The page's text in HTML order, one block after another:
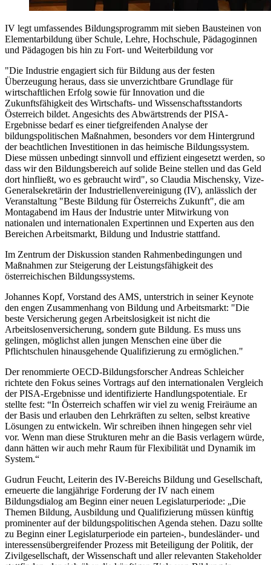
IV legt umfassendes Bildungsprogramm mit sieben Bausteinen von
Elementarbildung über Schule, Lehre, Hochschule, Pädagoginnen
und Pädagogen bis hin zu Fort- und Weiterbildung vor
"Die Industrie engagiert sich für Bildung aus der festen
Überzeugung heraus, dass sie unverzichtbare Grundlage für
wirtschaftlichen Erfolg sowie für Innovation und die
Zukunftsfähigkeit des Wirtschafts- und Wissenschaftsstandorts
Österreich bildet. Angesichts des Abwärtstrends der PISA-
Ergebnisse bedarf es einer tiefgreifenden Analyse der
bildungspolitischen Maßnahmen, besonders vor dem Hintergrund
der beachtlichen Investitionen in das heimische Bildungssystem.
Diese müssen unbedingt sinnvoll und effizient eingesetzt werden, so
dass wir den Bildungsbereich auf solide Beine stellen und das Geld
dort hinfließt, wo es gebraucht wird", so Claudia Mischensky, Vize-
Generalsekretärin der Industriellenvereinigung (IV), anlässlich der
Veranstaltung "Beste Bildung für Österreichs Zukunft", die am
Montagabend im Haus der Industrie unter Mitwirkung von
nationalen und internationalen Expertinnen und Experten aus den
Bereichen Arbeitsmarkt, Bildung und Industrie stattfand.
Im Zentrum der Diskussion standen Rahmenbedingungen und
Maßnahmen zur Steigerung der Leistungsfähigkeit des
österreichischen Bildungssystems.
Johannes Kopf, Vorstand des AMS, unterstrich in seiner Keynote
den engen Zusammenhang von Bildung und Arbeitsmarkt: "Die
beste Versicherung gegen Arbeitslosigkeit ist nicht die
Arbeitslosenversicherung, sondern gute Bildung. Es muss uns
gelingen, möglichst allen jungen Menschen eine über die
Pflichtschulen hinausgehende Qualifizierung zu ermöglichen."
Der renommierte OECD-Bildungsforscher Andreas Schleicher
richtete den Fokus seines Vortrags auf den internationalen Vergleich
der PISA-Ergebnisse und identifizierte Handlungspotentiale. Er
stellte fest: “In Österreich schaffen wir viel zu wenig Freiräume an
der Basis und erlauben den Lehrkräften zu selten, selbst kreative
Lösungen zu entwickeln. Wir schreiben ihnen hingegen sehr viel
vor. Wenn man diese Strukturen mehr an die Basis verlagern würde,
dann hätten wir auch mehr Raum für Flexibilität und Dynamik im
System.“
Gudrun Feucht, Leiterin des IV-Bereichs Bildung und Gesellschaft,
erneuerte die langjährige Forderung der IV nach einem
Bildungsdialog am Beginn einer neuen Legislaturperiode: „Die
Themen Bildung, Ausbildung und Qualifizierung müssen künftig
prominenter auf der bildungspolitischen Agenda stehen. Dazu sollte
zu Beginn einer Legislaturperiode ein parteien-, bundesländer- und
interessensübergreifender Prozess mit Beteiligung der Politik, der
Zivilgesellschaft, der Wissenschaft und aller relevanten Stakeholder